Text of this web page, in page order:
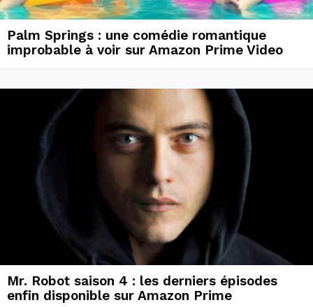
Palm Springs : une comédie romantique
improbable à voir sur Amazon Prime Video
Mr. Robot saison 4 : les derniers épisodes
enfin disponible sur Amazon Prime